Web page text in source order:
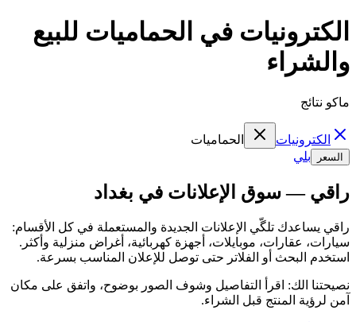
الكترونيات في الحماميات للبيع
والشراء
ماكو نتائج
الكترونيات الحماميات
السعر بلي
راقي — سوق الإعلانات في بغداد
راقي يساعدك تلگّي الإعلانات الجديدة والمستعملة في كل الأقسام:
سيارات، عقارات، موبايلات، أجهزة كهربائية، أغراض منزلية وأكثر.
استخدم البحث أو الفلاتر حتى توصل للإعلان المناسب بسرعة.
نصيحتنا الك: اقرأ التفاصيل وشوف الصور بوضوح، واتفق على مكان
آمن لرؤية المنتج قبل الشراء.